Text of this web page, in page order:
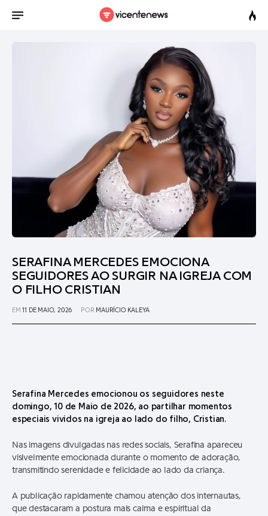
SERAFINA MERCEDES EMOCIONA
SEGUIDORES AO SURGIR NA IGREJA COM
O FILHO CRISTIAN
EM11 DE MAIO, 2026 POR MAURÍCIO KALEYA
Serafina Mercedes emocionou os seguidores neste
domingo, 10 de Maio de 2026, ao partilhar momentos
especiais vividos na igreja ao lado do filho, Cristian.
Nas imagens divulgadas nas redes sociais, Serafina apareceu
visivelmente emocionada durante o momento de adoração,
transmitindo serenidade e felicidade ao lado da criança.
A publicação rapidamente chamou atenção dos internautas,
que destacaram a postura mais calma e espiritual da